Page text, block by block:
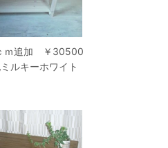
ｍ追加 ￥30500
ルキーホワイト